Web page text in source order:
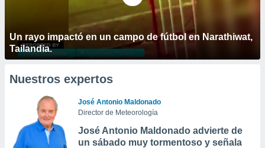
Un rayo impactó en un campo de fútbol en Narathiwat,
Tailandia.
Nuestros expertos
José Antonio Maldonado
Director de Meteorología
José Antonio Maldonado advierte de
un sábado muy tormentoso y señala